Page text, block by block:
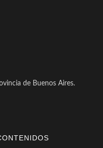
de Buenos Aires.